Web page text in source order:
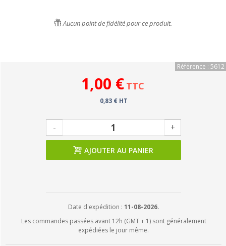
Aucun point de fidélité pour ce produit.
Référence : 5612
1,00 € TTC
0,83 € HT
- +
AJOUTER AU PANIER
Date d'expédition : 11-08-2026.
Les commandes passées avant 12h (GMT + 1) sont généralement
expédiées le jour même.